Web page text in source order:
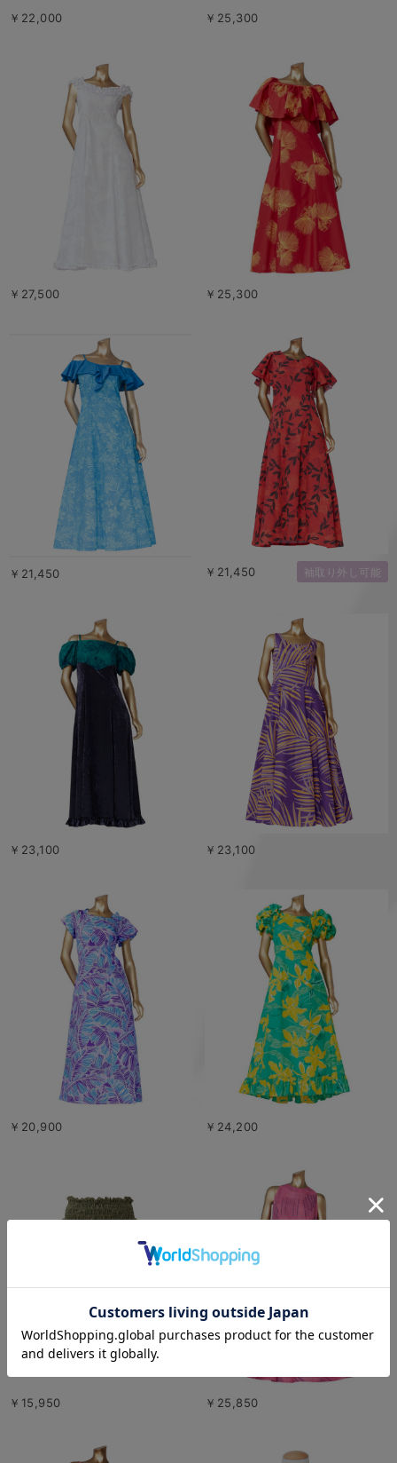
￥22,000 ￥25,300
￥27,500 ￥25,300
￥21,450 ￥21,450 袖取り外し可能
￥23,100 ￥23,100
￥20,900 ￥24,200
￥15,950 ￥25,850